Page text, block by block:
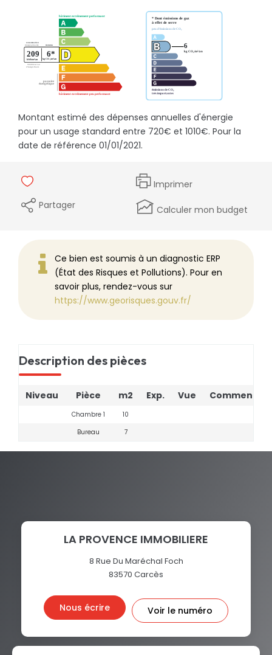
Montant estimé des dépenses annuelles d'énergie
pour un usage standard entre 720€ et 1010€. Pour la
date de référence 01/01/2021.
Imprimer
Partager
Calculer mon budget
Ce bien est soumis à un diagnostic ERP
(État des Risques et Pollutions). Pour en
savoir plus, rendez-vous sur
https://www.georisques.gouv.fr/
Description des pièces
Niveau Pièce m2 Exp. Vue
Chambre 1
10
Bureau
7
LA PROVENCE IMMOBILIERE
8 Rue Du Maréchal Foch
83570 Carcès
Nous écrire Voir le numéro